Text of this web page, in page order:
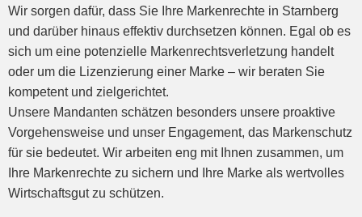
Wir sorgen dafür, dass Sie Ihre Markenrechte in Starnberg
und darüber hinaus effektiv durchsetzen können. Egal ob es
sich um eine potenzielle Markenrechtsverletzung handelt
oder um die Lizenzierung einer Marke – wir beraten Sie
kompetent und zielgerichtet.
Unsere Mandanten schätzen besonders unsere proaktive
Vorgehensweise und unser Engagement, das Markenschutz
für sie bedeutet. Wir arbeiten eng mit Ihnen zusammen, um
Ihre Markenrechte zu sichern und Ihre Marke als wertvolles
Wirtschaftsgut zu schützen.